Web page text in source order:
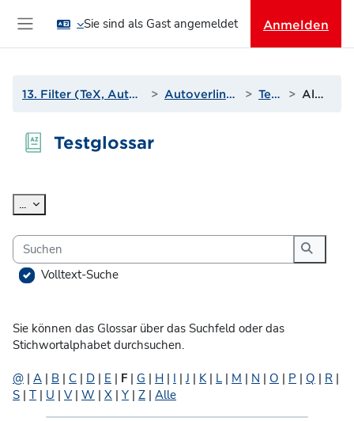
Sie sind als Gast angemeldet Anmelden
13. Filter (TeX, Autoverlinkungen und mehr) Autoverlinkung zu Glossaren Testglossar Alphabetisch
Testglossar
... Einträge exportieren
Suchen
Suchen
Volltext-Suche
Sie können das Glossar über das Suchfeld oder das
Stichwortalphabet durchsuchen.
@ | A | B | C | D | E | F | G | H | I |J | K| L | M | N | O | P | Q | R |
S | T | U | V| W | X | Y | Z | Alle